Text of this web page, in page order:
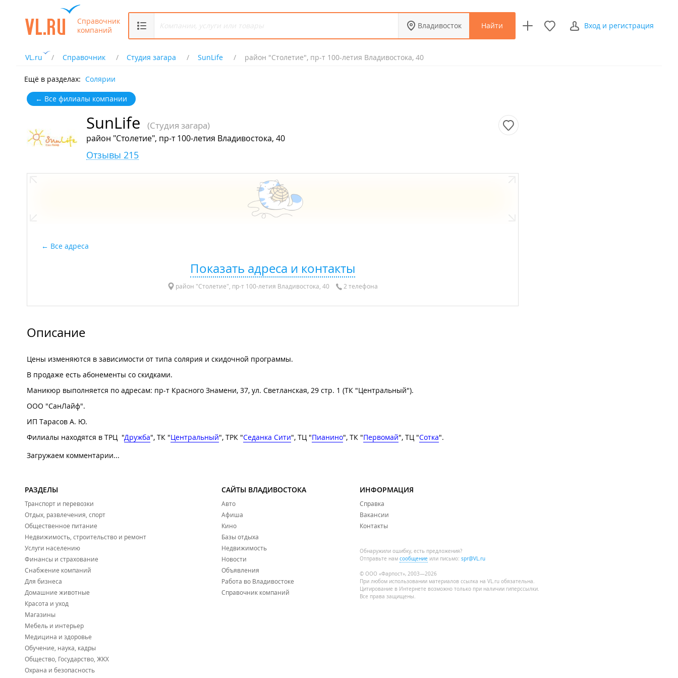
Справочник
компаний
Владивосток Найти Вход и регистрация
VL.ru Справочник Студия загара SunLife район "Столетие", пр-т 100-летия Владивостока, 40
Ещё в разделах: Солярии
← Все филиалы компании
SunLife (Студия загара)
район "Столетие", пр-т 100-летия Владивостока, 40
Отзывы 215
Все адреса
Показать адреса и контакты
район "Столетие", пр-т 100-летия Владивостока, 40 2 телефона
Описание
Цены изменяются в зависимости от типа солярия и скидочной программы.
В продаже есть абонементы со скидками.
Маникюр выполняется по адресам: пр-т Красного Знамени, 37, ул. Светланская, 29 стр. 1 (ТК "Центральный").
ООО "СанЛайф".
ИП Тарасов А. Ю.
Филиалы находятся в ТРЦ "Дружба", ТК "Центральный", ТРК "Седанка Сити", ТЦ "Пианино", ТК "Первомай", ТЦ "Сотка".
Загружаем комментарии...
РАЗДЕЛЫ
Транспорт и перевозки
Отдых, развлечения, спорт
Общественное питание
Недвижимость, строительство и ремонт
Услуги населению
Финансы и страхование
Снабжение компаний
Для бизнеса
Домашние животные
Красота и уход
Магазины
Мебель и интерьер
Медицина и здоровье
Обучение, наука, кадры
Общество, Государство, ЖКХ
Охрана и безопасность
САЙТЫ ВЛАДИВОСТОКА
Авто
Афиша
Кино
Базы отдыха
Недвижимость
Новости
Объявления
Работа во Владивостоке
Справочник компаний
ИНФОРМАЦИЯ
Справка
Вакансии
Контакты
Обнаружили ошибку, есть предложения?
Отправьте нам сообщение или письмо: spr@VL.ru
© ООО «Фарпост», 2003—2026
При любом использовании материалов ссылка на VL.ru обязательна.
Цитирование в Интернете возможно только при наличии гиперссылки.
Все права защищены.